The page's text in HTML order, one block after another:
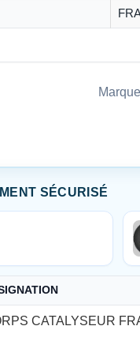
SÉCURISÉ
CATALYSEUR